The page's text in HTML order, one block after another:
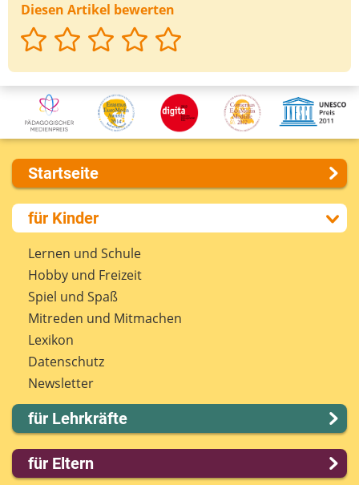
Diesen Artikel bewerten
Startseite
Über uns
Presse
Kontakt
Impressum
Internet-ABC Sitemap
Barrierefreiheit
Länderprojekte
für Kinder
Lernen und Schule
Hobby und Freizeit
Spiel und Spaß
Mitreden und Mitmachen
Lexikon
Datenschutz
Newsletter
für Lehrkräfte
Lernmodule
Unterrichts­materialien
für Eltern